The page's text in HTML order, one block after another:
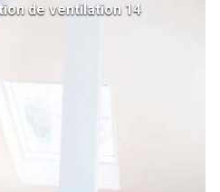
de ventilation 14